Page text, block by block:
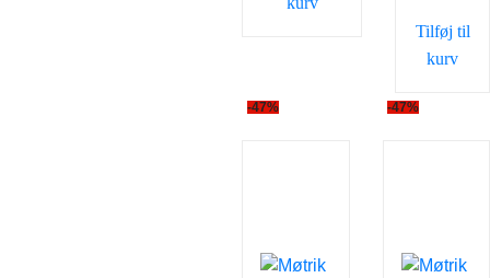
Tilføj til
kurv
-47% -47%